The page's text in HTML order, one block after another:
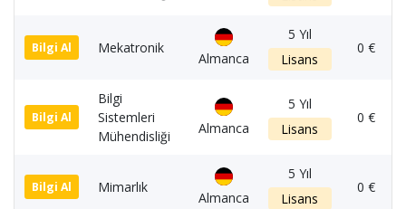
Bilgi Al Mekatronik
Almanca
5 Yıl
Lisans
0 €
Bilgi Al
Bilgi
Sistemleri
Mühendisliği
Almanca
5 Yıl
Lisans
0 €
Bilgi Al Mimarlık
Almanca
5 Yıl
Lisans
0 €